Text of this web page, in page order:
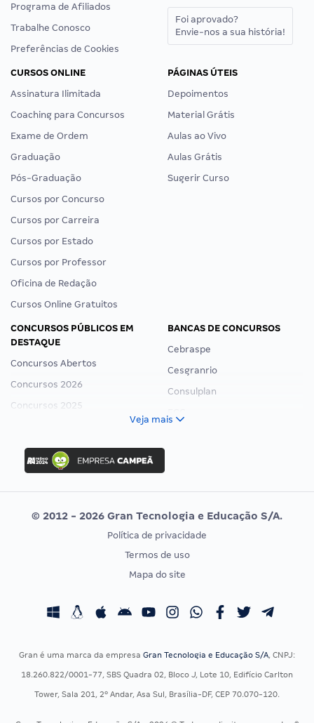
Programa de Afiliados
Trabalhe Conosco
Preferências de Cookies
Foi aprovado?
Envie-nos a sua história!
CURSOS ONLINE
Assinatura Ilimitada
Coaching para Concursos
Exame de Ordem
Graduação
Pós-Graduação
Cursos por Concurso
Cursos por Carreira
Cursos por Estado
Cursos por Professor
Oficina de Redação
Cursos Online Gratuitos
PÁGINAS ÚTEIS
Depoimentos
Material Grátis
Aulas ao Vivo
Aulas Grátis
Sugerir Curso
CONCURSOS PÚBLICOS EM
DESTAQUE
Concursos Abertos
Concursos 2026
Concursos 2025
Concurso Ibama
Concurso MPU
Editais publicados
BANCAS DE CONCURSOS
Cebraspe
Cesgranrio
Consulplan
Vunesp
CONCURSOS POR PROFISSÃO
Concursos Fiscais
EXAME DE ORDEM
Calendário OAB
Veja mais
© 2012 - 2026 Gran Tecnologia e Educação S/A.
Política de privacidade
Termos de uso
Mapa do site
Gran é uma marca da empresa Gran Tecnologia e Educação S/A, CNPJ:
18.260.822/0001-77, SBS Quadra 02, Bloco J, Lote 10, Edifício Carlton
Tower, Sala 201, 2º Andar, Asa Sul, Brasília-DF, CEP 70.070-120.